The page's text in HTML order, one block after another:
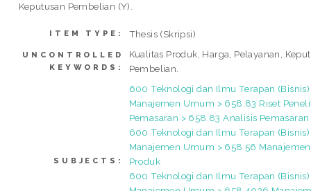
Keputusan Pembelian (Y).
ITEM TYPE: Thesis (Skripsi)
UNCONTROLLED
KEYWORDS:
Kualitas Produk, Harga, Pelayanan,
Pembelian.
SUBJECTS:
600 Teknologi dan Ilmu Terapan
Manajemen Umum > 658.83 Riset
Pemasaran > 658.83 Analisis Pemasaran
600 Teknologi dan Ilmu Terapan
Manajemen Umum > 658.56
Produk
600 Teknologi dan Ilmu Terapan